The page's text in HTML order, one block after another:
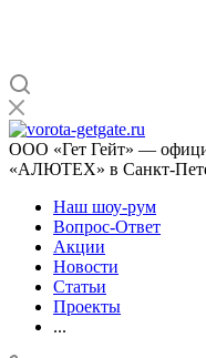
ООО «Гет Гейт» —
«АЛЮТЕХ» в Санкт-
Наш шоу-рум
Вопрос-Ответ
Акции
Новости
Статьи
Проекты
...